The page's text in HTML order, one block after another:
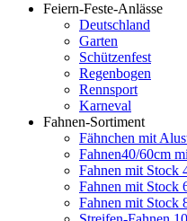
Feiern-Feste-Anlässe
Deutschland
Garten
Schützenfest
Regenbogen
Rennsport
Karneval
Fahnen-Sortiment
Fähnchen mit
Fahnen40/60cm
Fahnen mit Stock
Fahnen mit Stock
Fahnen mit Stock